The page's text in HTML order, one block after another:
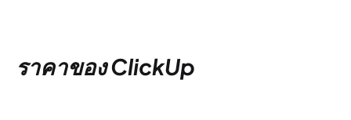
ราคาของ ClickUp